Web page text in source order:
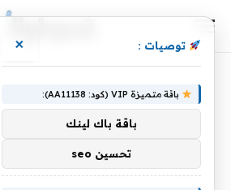
توصيات : ×
باقة متميزة VIP (كود: AA11138):
باقة باك لينك
تحسين seo